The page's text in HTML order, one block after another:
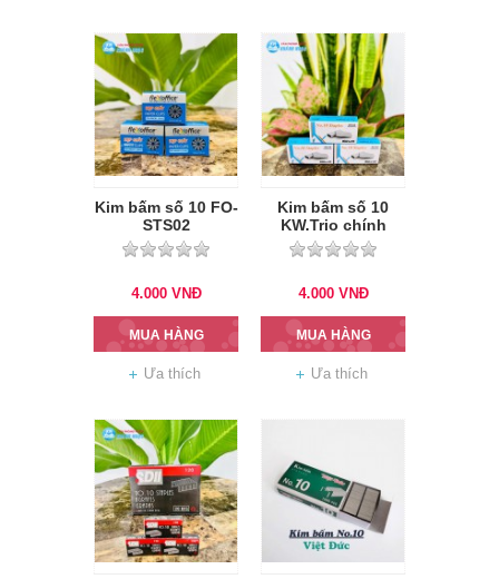
Kim bấm số 10 FO-
STS02
4.000 VNĐ
MUA HÀNG
Ưa thích
Kim bấm số 10
KW.Trio chính
hãng
4.000 VNĐ
MUA HÀNG
Ưa thích